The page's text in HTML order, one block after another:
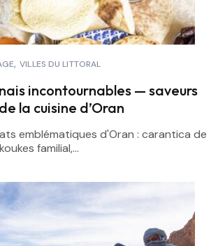
VILLES DU LITTORAL
incontournables — saveurs
la cuisine d’Oran
emblématiques d'Oran : carantica de
familial,...